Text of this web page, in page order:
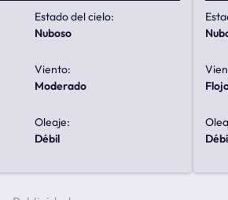
Estado del cielo:
nuboso
Viento:
moderado
Oleaje:
débil